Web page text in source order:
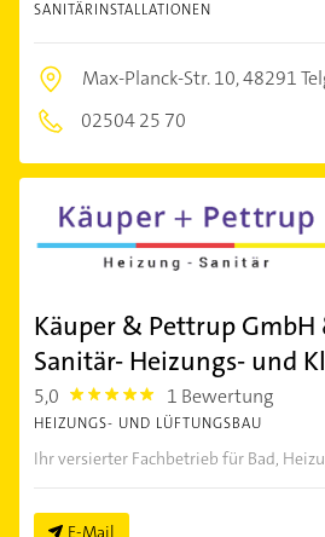
SANITÄRINSTALLATIONEN
Max-Planck-Str. 10,48291
02504 25 70
Käuper & Pettrup GmbH
Sanitär- Heizungs- und
5,0 5.0 1 Bewertung
HEIZUNGS- UND LÜFTUNGSBAU
Ihr versierter Fachbetrieb für Bad,
E-Mail